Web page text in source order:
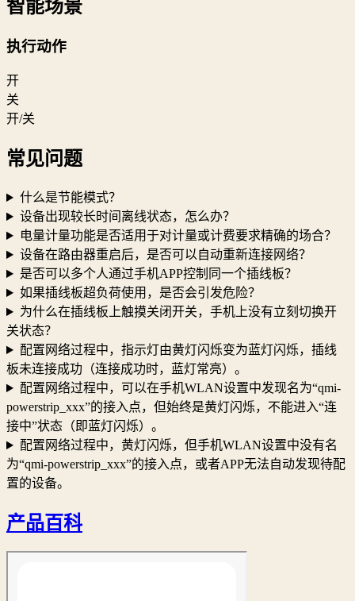
智能场景
执行动作
开
关
开/关
常见问题
什么是节能模式？
设备出现较长时间离线状态，怎么办？
电量计量功能是否适用于对计量或计费要求精确的场合？
设备在路由器重启后，是否可以自动重新连接网络？
是否可以多个人通过手机APP控制同一个插线板？
如果插线板超负荷使用，是否会引发危险？
为什么在插线板上触摸关闭开关，手机上没有立刻切换开
关状态？
配置网络过程中，指示灯由黄灯闪烁变为蓝灯闪烁，插线
板未连接成功（连接成功时，蓝灯常亮）。
配置网络过程中，可以在手机WLAN设置中发现名为“qmi-
powerstrip_xxx”的接入点，但始终是黄灯闪烁，不能进入“连
接中”状态（即蓝灯闪烁）。
配置网络过程中，黄灯闪烁，但手机WLAN设置中没有名
为“qmi-powerstrip_xxx”的接入点，或者APP无法自动发现待配
置的设备。
产品百科